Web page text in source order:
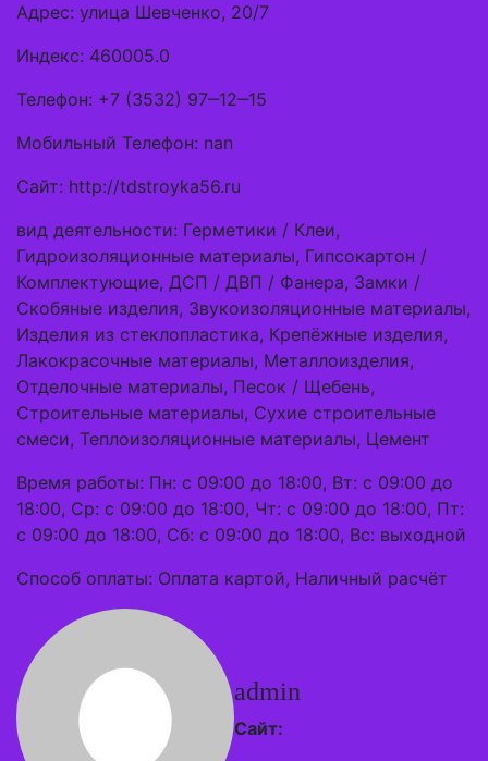
Адрес: улица Шевченко, 20/7
Индекс: 460005.0
Телефон: +7 (3532) 97‒12‒15
Мобильный Телефон: nan
Сайт: http://tdstroyka56.ru
вид деятельности: Герметики / Клеи,
Гидроизоляционные материалы, Гипсокартон /
Комплектующие, ДСП / ДВП / Фанера, Замки /
Скобяные изделия, Звукоизоляционные материалы,
Изделия из стеклопластика, Крепёжные изделия,
Лакокрасочные материалы, Металлоизделия,
Отделочные материалы, Песок / Щебень,
Строительные материалы, Сухие строительные
смеси, Теплоизоляционные материалы, Цемент
Время работы: Пн: с 09:00 до 18:00, Вт: с 09:00 до
18:00, Ср: с 09:00 до 18:00, Чт: с 09:00 до 18:00, Пт:
с 09:00 до 18:00, Сб: с 09:00 до 18:00, Вс: выходной
Способ оплаты: Оплата картой, Наличный расчёт
admin
Сайт: